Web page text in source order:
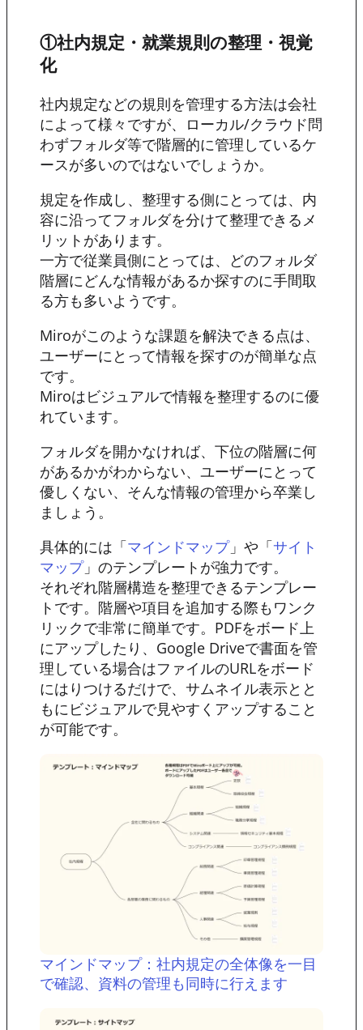
①社内規定・就業規則の整理・視覚
化
社内規定などの規則を管理する方法は会社
によって様々ですが、ローカル/クラウド問
わずフォルダ等で階層的に管理しているケ
ースが多いのではないでしょうか。
規定を作成し、整理する側にとっては、内
容に沿ってフォルダを分けて整理できるメ
リットがあります。
一方で従業員側にとっては、どのフォルダ
階層にどんな情報があるか探すのに手間取
る方も多いようです。
Miroがこのような課題を解決できる点は、
ユーザーにとって情報を探すのが簡単な点
です。
Miroはビジュアルで情報を整理するのに優
れています。
フォルダを開かなければ、下位の階層に何
があるかがわからない、ユーザーにとって
優しくない、そんな情報の管理から卒業し
ましょう。
具体的には「マインドマップ」や「サイト
マップ」のテンプレートが強力です。
それぞれ階層構造を整理できるテンプレー
トです。階層や項目を追加する際もワンク
リックで非常に簡単です。PDFをボード上
にアップしたり、Google Driveで書面を管
理している場合はファイルのURLをボード
にはりつけるだけで、サムネイル表示とと
もにビジュアルで見やすくアップすること
が可能です。
マインドマップ：社内規定の全体像を一目
で確認、資料の管理も同時に行えます